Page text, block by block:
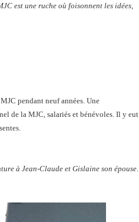
est une ruche où foisonnent les idées,
pendant neuf années. Une
de la MJC, salariés et bénévoles. Il y eut
à Jean-Claude et Gislaine son épouse.